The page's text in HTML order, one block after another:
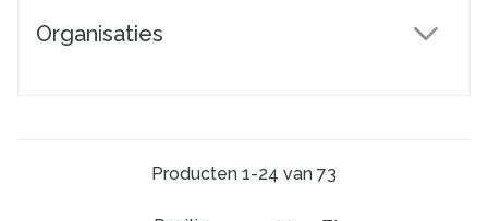
Organisaties
Producten 1-24 van 73